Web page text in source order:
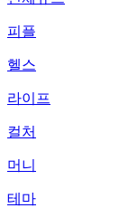
피플
헬스
라이프
컬처
머니
테마